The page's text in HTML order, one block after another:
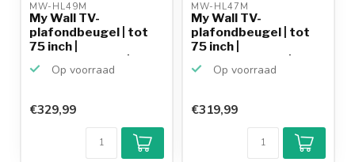
MW-HL49M
My Wall TV-
plafondbeugel | tot
75 inch |
Op voorraad
€329,99
MW-HL47M
My Wall TV-
plafondbeugel | tot
75 inch |
Op voorraad
Klantenbeoordeling
9,2/10
Achteraf
€319,99